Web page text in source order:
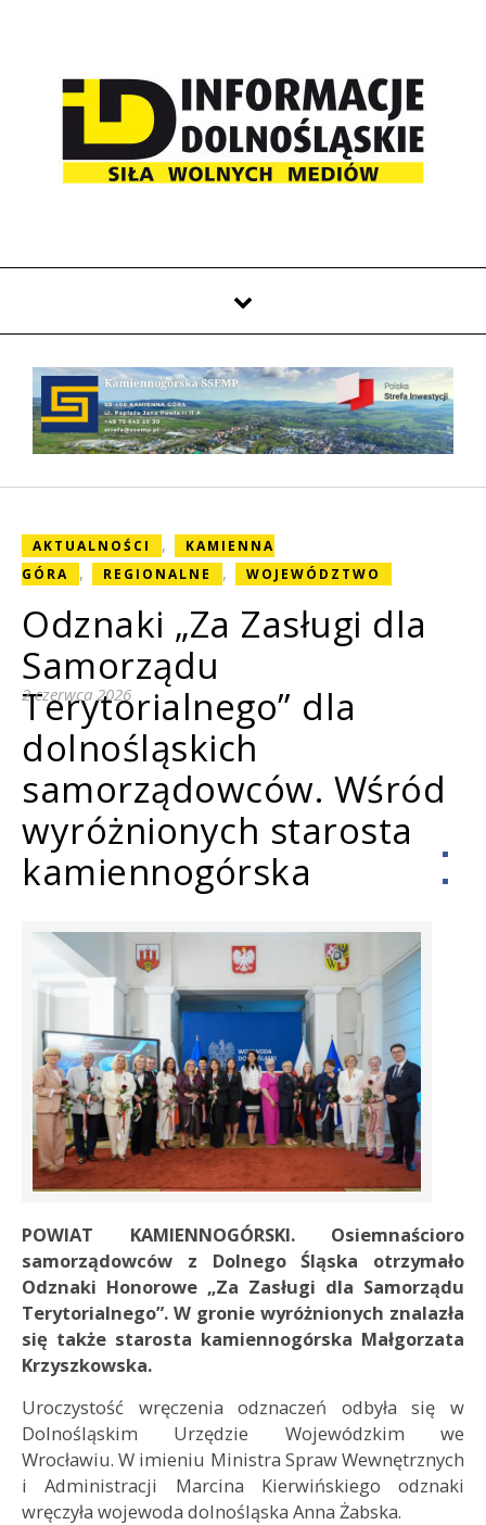
AKTUALNOŚCI ,
KAMIENNA
GÓRA
, REGIONALNE , WOJEWÓDZTWO
Odznaki „Za Zasługi dla
Samorządu
Terytorialnego” dla
dolnośląskich
samorządowców. Wśród
wyróżnionych starosta
kamiennogórska
2 czerwca 2026
POWIAT KAMIENNOGÓRSKI. Osiemnaścioro
samorządowców z Dolnego Śląska otrzymało
Odznaki Honorowe „Za Zasługi dla Samorządu
Terytorialnego”. W gronie wyróżnionych znalazła
się także starosta kamiennogórska Małgorzata
Krzyszkowska.
Uroczystość wręczenia odznaczeń odbyła się w
Dolnośląskim Urzędzie Wojewódzkim we
Wrocławiu. W imieniu Ministra Spraw Wewnętrznych
i Administracji Marcina Kierwińskiego odznaki
wręczyła wojewoda dolnośląska Anna Żabska.